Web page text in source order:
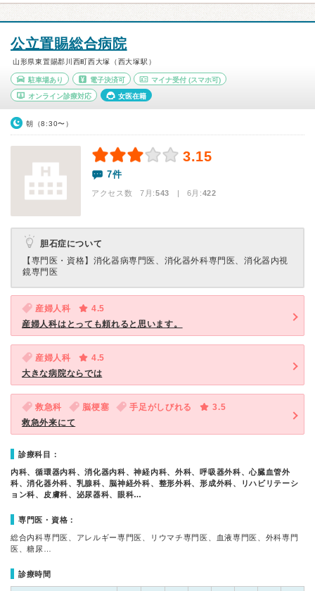
公立置賜総合病院
山形県東置賜郡川西町西大塚（西大塚駅）
駐車場あり 電子決済可 マイナ受付 (スマホ可)
オンライン診療対応 女医在籍
朝（8:30〜）
3.15
7件
アクセス数 7月:543 | 6月:422
胆石症について
【専門医・資格】 消化器病専門医、消化器外科専門医、消化器内視
鏡専門医
産婦人科
4.5
産婦人科はとっても頼れると思います。
産婦人科
4.5
大きな病院ならでは
救急科 脳梗塞 手足がしびれる
3.5
救急外来にて
診療科目：
内科、循環器内科、消化器内科、神経内科、外科、呼吸器外科、心臓血管外
科、消化器外科、乳腺科、脳神経外科、整形外科、形成外科、リハビリテーシ
ョン科、皮膚科、泌尿器科、眼科…
専門医・資格：
総合内科専門医、アレルギー専門医、リウマチ専門医、血液専門医、外科専門
医、糖尿…
診療時間